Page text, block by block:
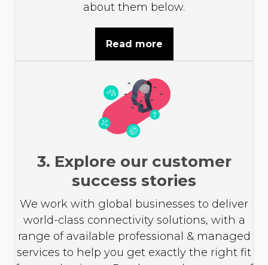
about them below.
Read more
3. Explore our customer
success stories
We work with global businesses to deliver
world-class connectivity solutions, with a
range of available professional & managed
services to help you get exactly the right fit